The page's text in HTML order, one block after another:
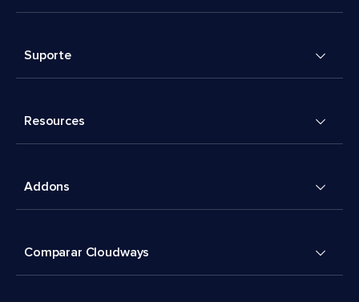
Suporte
Resources
Addons
Comparar Cloudways